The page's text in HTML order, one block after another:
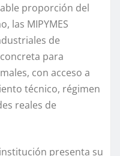
proporción del
las MIPYMES
de
para
con acceso a
técnico, régimen
reales de
presenta su